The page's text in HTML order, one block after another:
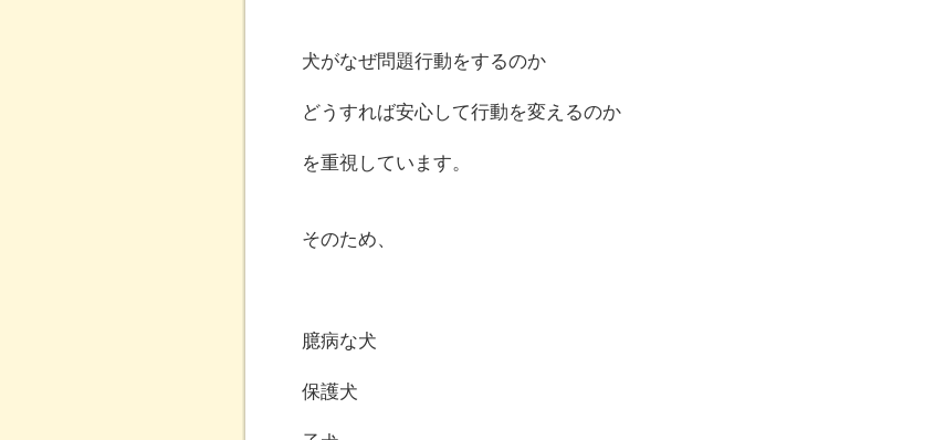
犬がなぜ問題行動をするのか
どうすれば安心して行動を変えるのか
を重視しています。
そのため、
臆病な犬
保護犬